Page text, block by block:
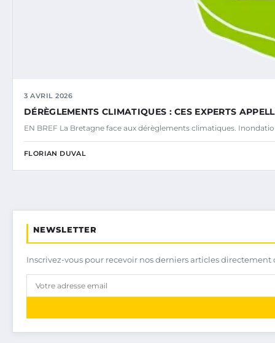
3 AVRIL 2026
DÉRÈGLEMENTS CLIMATIQUES : CES EXPERTS
EN BREF La Bretagne face aux dérèglements climatiques.
FLORIAN DUVAL
NEWSLETTER
Inscrivez-vous pour recevoir nos derniers articles